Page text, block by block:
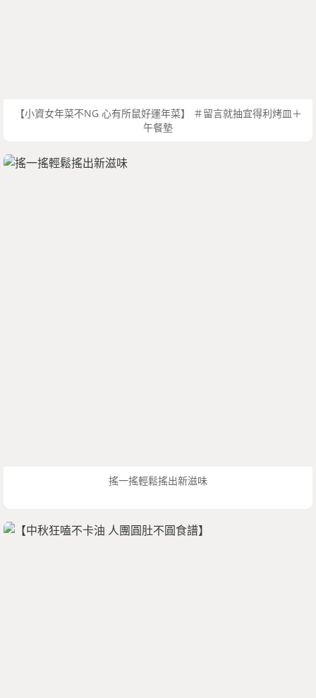
【小資女年菜不NG 心有所鼠好運年菜】 ＃留言就抽宜得利烤皿＋
午餐墊
搖一搖輕鬆搖出新滋味